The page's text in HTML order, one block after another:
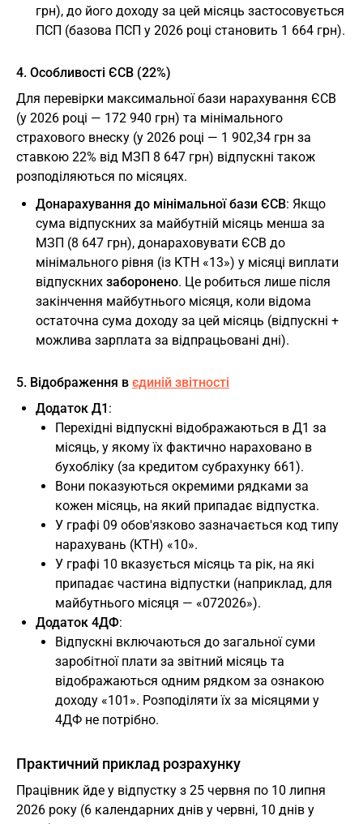
грн), до його доходу за цей місяць застосовується
ПСП (базова ПСП у 2026 році становить 1 664 грн).
4. Особливості ЄСВ (22%)
Для перевірки максимальної бази нарахування ЄСВ
(у 2026 році — 172 940 грн) та мінімального
страхового внеску (у 2026 році — 1 902,34 грн за
ставкою 22% від МЗП 8 647 грн) відпускні також
розподіляються по місяцях.
Донарахування до мінімальної бази ЄСВ: Якщо
сума відпускних за майбутній місяць менша за
МЗП (8 647 грн), донараховувати ЄСВ до
мінімального рівня (із КТН «13») у місяці виплати
відпускних заборонено. Це робиться лише після
закінчення майбутнього місяця, коли відома
остаточна сума доходу за цей місяць (відпускні +
можлива зарплата за відпрацьовані дні).
5. Відображення в єдиній звітності
Додаток Д1 :
Перехідні відпускні відображаються в Д1 за
місяць, у якому їх фактично нараховано в
бухобліку (за кредитом субрахунку 661).
Вони показуються окремими рядками за
кожен місяць, на який припадає відпустка.
У графі 09 обов'язково зазначається код типу
нарахувань (КТН) «10».
У графі 10 вказується місяць та рік, на які
припадає частина відпустки (наприклад, для
майбутнього місяця — «072026»).
Додаток 4ДФ:
Відпускні включаються до загальної суми
заробітної плати за звітний місяць та
відображаються одним рядком за ознакою
доходу «101». Розподіляти їх за місяцями у
4ДФ не потрібно.
Практичний приклад розрахунку
Працівник йде у відпустку з 25 червня по 10 липня
2026 року (6 календарних днів у червні, 10 днів у